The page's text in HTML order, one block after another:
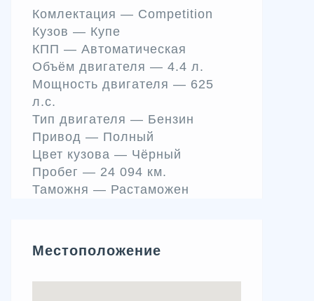
Комлектация — Competition
Кузов — Купе
КПП — Автоматическая
Объём двигателя — 4.4 л.
Мощность двигателя — 625
л.c.
Тип двигателя — Бензин
Привод — Полный
Цвет кузова — Чёрный
Пробег — 24 094 км.
Таможня — Растаможен
Местоположение